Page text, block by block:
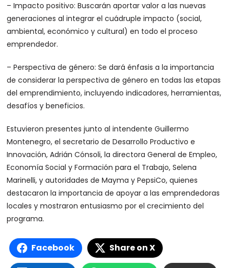
– Impacto positivo: Buscarán aportar valor a las nuevas
generaciones al integrar el cuádruple impacto (social,
ambiental, económico y cultural) en todo el proceso
emprendedor.
– Perspectiva de género: Se dará énfasis a la importancia
de considerar la perspectiva de género en todas las etapas
del emprendimiento, incluyendo indicadores, herramientas,
desafíos y beneficios.
Estuvieron presentes junto al intendente Guillermo
Montenegro, el secretario de Desarrollo Productivo e
Innovación, Adrián Cónsoli, la directora General de Empleo,
Economía Social y Formación para el Trabajo, Selena
Marinelli, y autoridades de Mayma y PepsiCo, quienes
destacaron la importancia de apoyar a las emprendedoras
locales y mostraron entusiasmo por el crecimiento del
programa.
Facebook Share on X